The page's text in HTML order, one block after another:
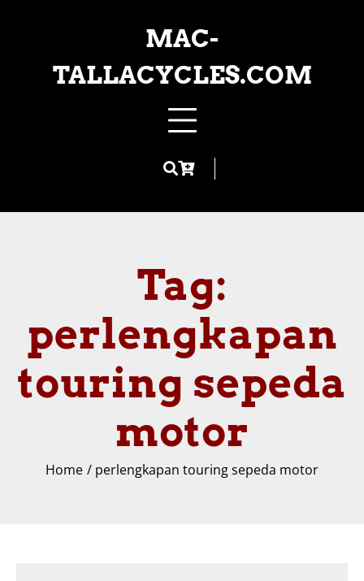
MAC-
TALLACYCLES.COM
Tag:
perlengkapan
touring sepeda
motor
Home perlengkapan touring sepeda motor